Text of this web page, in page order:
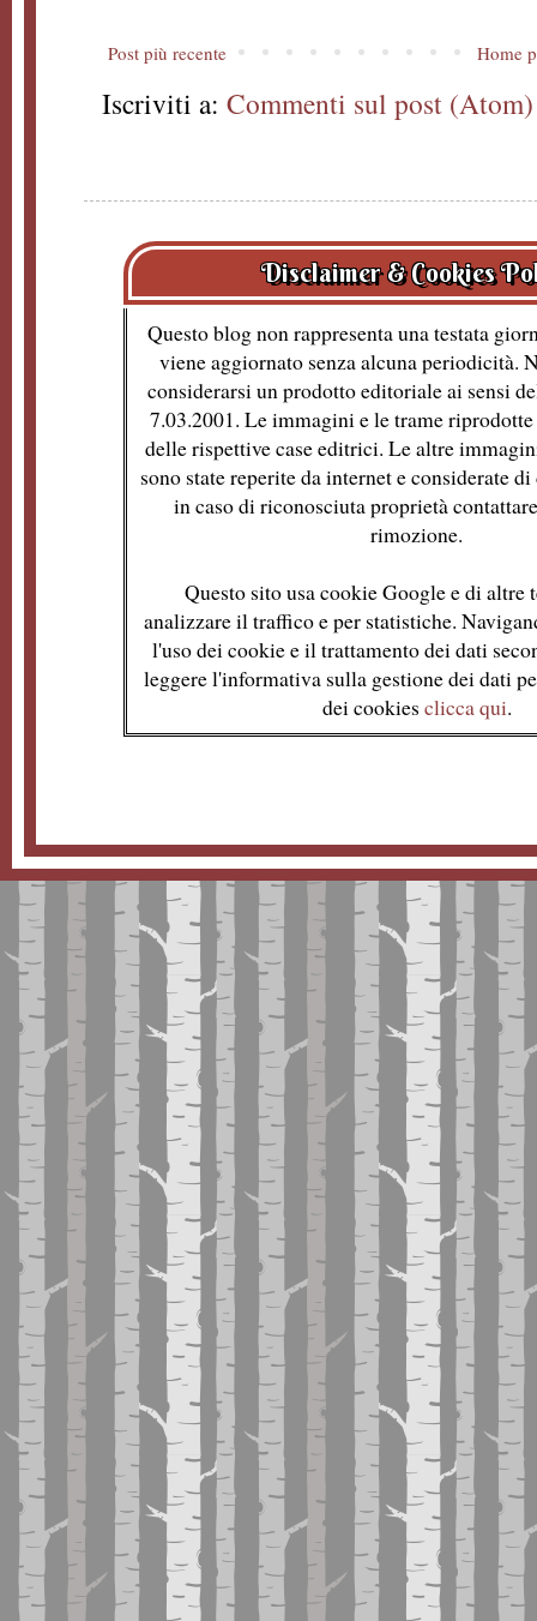
Post più recente Home
Iscriviti a: Commenti sul post (Atom)
Disclaimer & Cookies
Questo blog non rappresenta una testata
viene aggiornato senza alcuna periodicità.
considerarsi un prodotto editoriale ai sensi
7.03.2001. Le immagini e le trame
delle rispettive case editrici. Le altre
sono state reperite da internet e considerate
in caso di riconosciuta proprietà
rimozione.
Questo sito usa cookie Google e di altre
analizzare il traffico e per statistiche.
l'uso dei cookie e il trattamento dei dati
leggere l'informativa sulla gestione dei dati
dei cookies clicca qui.